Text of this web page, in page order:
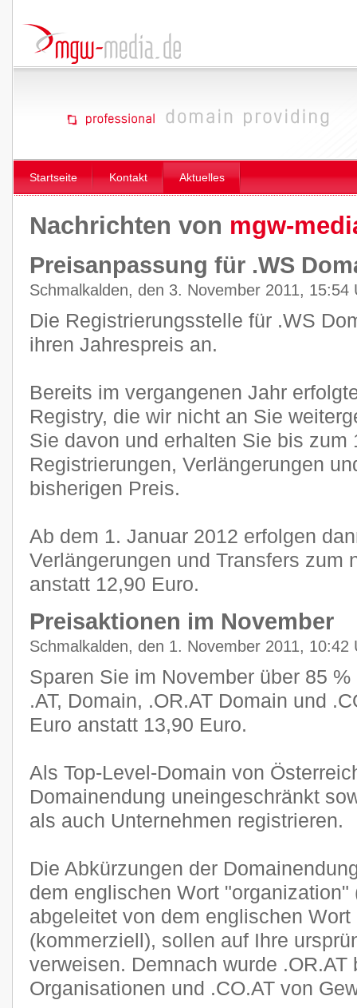
Startseite Kontakt Aktuelles
Nachrichten von mgw-
Preisanpassung für .WS
Schmalkalden, den 3. November 2011, 15:54
Die Registrierungsstelle für .WS
ihren Jahrespreis an.
Bereits im vergangenen Jahr
Registry, die wir nicht an Sie
Sie davon und erhalten Sie bis zum
Registrierungen, Verlängerungen
bisherigen Preis.
Ab dem 1. Januar 2012 erfolgen
Verlängerungen und Transfers zum
anstatt 12,90 Euro.
Preisaktionen im November
Schmalkalden, den 1. November 2011, 10:42
Sparen Sie im November über 85
.AT, Domain, .OR.AT Domain und
Euro anstatt 13,90 Euro.
Als Top-Level-Domain von
Domainendung uneingeschränkt
als auch Unternehmen registrieren.
Die Abkürzungen der
dem englischen Wort "organization"
abgeleitet von dem englischen
(kommerziell), sollen auf Ihre
verweisen. Demnach wurde .OR.AT
Organisationen und .CO.AT von